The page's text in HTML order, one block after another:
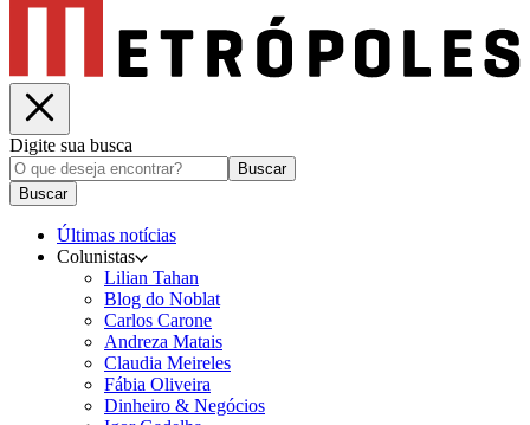
Digite sua busca
Buscar
Buscar
Últimas notícias
Colunistas
Lilian Tahan
Blog do Noblat
Carlos Carone
Andreza Matais
Claudia Meireles
Fábia Oliveira
Dinheiro & Negócios